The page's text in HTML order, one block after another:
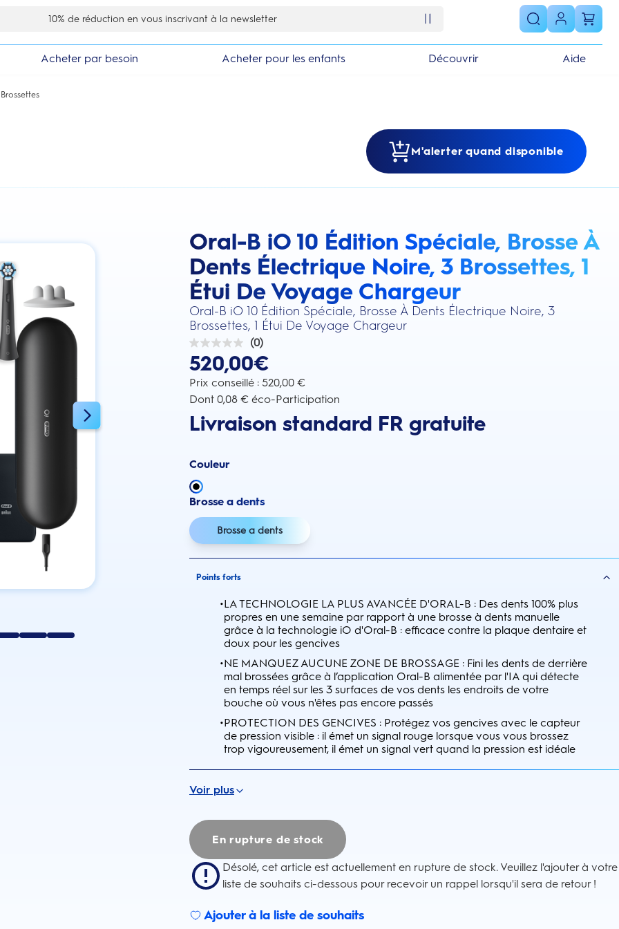
10% de réduction en vous inscrivant à la newsletter
Acheter par besoin Acheter pour les enfants Découvrir Aide
M'alerter quand disponible
Oral-B iO 10 Édition Spéciale, Brosse À
Dents Électrique Noire, 3 Brossettes, 1
Étui De Voyage Chargeur
Oral-B iO 10 Édition Spéciale, Brosse À Dents Électrique Noire, 3
Brossettes, 1 Étui De Voyage Chargeur
this action will scroll you to the reviews section
(0)
0.0
sur
5
étoiles.
520,00€
Prix conseillé : 520,00 €
Dont 0,08 € éco-Participation
Livraison standard FR gratuite
Couleur
Brosse a dents
Brosse a dents
Points forts
•LA TECHNOLOGIE LA PLUS AVANCÉE D'ORAL-B : Des dents 100% plus
propres en une semaine par rapport à une brosse à dents manuelle
grâce à la technologie iO d'Oral-B : efficace contre la plaque dentaire et
doux pour les gencives
•NE MANQUEZ AUCUNE ZONE DE BROSSAGE : Fini les dents de derrière
mal brossées grâce à l’application Oral-B alimentée par l'IA qui détecte
en temps réel sur les 3 surfaces de vos dents les endroits de votre
bouche où vous n'êtes pas encore passés
•PROTECTION DES GENCIVES : Protégez vos gencives avec le capteur
de pression visible : il émet un signal rouge lorsque vous vous brossez
trop vigoureusement, il émet un signal vert quand la pression est idéale
Voir plus
En rupture de stock
Désolé, cet article est actuellement en rupture de stock. Veuillez l'ajouter à votre
liste de souhaits ci-dessous pour recevoir un rappel lorsqu'il sera de retour !
Ajouter à la liste de souhaits